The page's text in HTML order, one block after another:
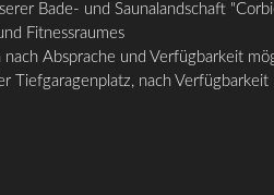
Bade- und Saunalandschaft
Fitnessraumes
nach Absprache und Verfügbarkeit
Tiefgaragenplatz, nach Verfügbarkeit